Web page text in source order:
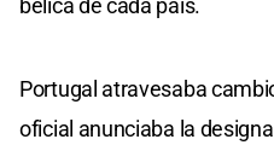
bélica de cada país.
Portugal atravesaba
oficial anunciaba la